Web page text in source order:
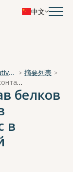
中文
National Scientific Conference “The Imperative of Academician A. A. Ukhtomsky - the Brain and its Self-Cognition”
摘要列表
Молекулярный состав белков плотных контактов в головном мозге крыс в модели хронической нефропатии.
белков
в